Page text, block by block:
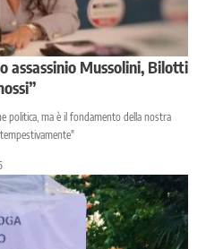
assassinio Mussolini, Bilotti
politica, ma è il fondamento della nostra